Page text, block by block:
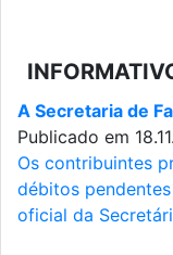
A Secretaria de
Publicado em
Os contribuintes
débitos
oficial da